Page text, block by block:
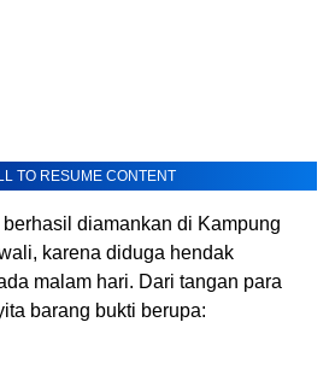
TO RESUME CONTENT
diamankan di Kampung
karena diduga hendak
malam hari. Dari tangan para
barang bukti berupa: